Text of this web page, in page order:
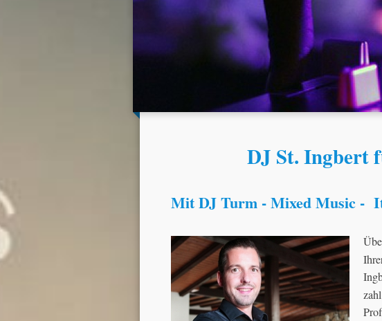
DJ St. Ingbert
Mit DJ Turm - Mixed Music -